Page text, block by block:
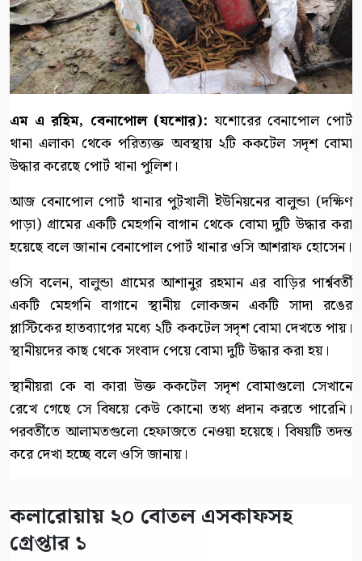
এম এ রহিম, বেনাপোল (যশোর): যশোরের বেনাপোল পোর্ট
থানা এলাকা থেকে পরিত্যক্ত অবস্থায় ২টি ককটেল সদৃশ বোমা
উদ্ধার করেছে পোর্ট থানা পুলিশ।
আজ বেনাপোল পোর্ট থানার পুটখালী ইউনিয়নের বালুন্ডা (দক্ষিণ
পাড়া) গ্রামের একটি মেহগনি বাগান থেকে বোমা দুটি উদ্ধার করা
হয়েছে বলে জানান বেনাপোল পোর্ট থানার ওসি আশরাফ হোসেন।
ওসি বলেন, বালুন্ডা গ্রামের আশানুর রহমান এর বাড়ির পার্শ্ববর্তী
একটি মেহগনি বাগানে স্থানীয় লোকজন একটি সাদা রঙের
প্লাস্টিকের হাতব্যাগের মধ্যে ২টি ককটেল সদৃশ বোমা দেখতে পায়।
স্থানীয়দের কাছ থেকে সংবাদ পেয়ে বোমা দুটি উদ্ধার করা হয়।
স্থানীয়রা কে বা কারা উক্ত ককটেল সদৃশ বোমাগুলো সেখানে
রেখে গেছে সে বিষয়ে কেউ কোনো তথ্য প্রদান করতে পারেনি।
পরবর্তীতে আলামতগুলো হেফাজতে নেওয়া হয়েছে। বিষয়টি তদন্ত
করে দেখা হচ্ছে বলে ওসি জানায়।
কলারোয়ায় ২০ বোতল এসকাফসহ
গ্রেপ্তার ১